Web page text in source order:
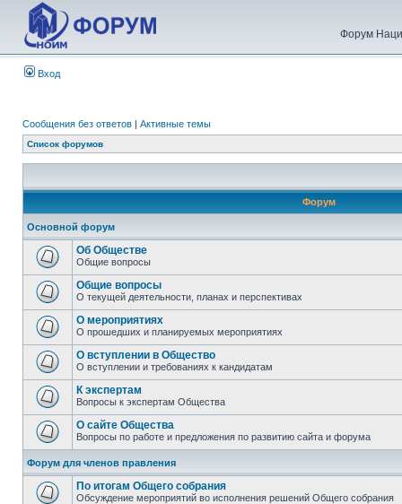
Форум
Вход
Сообщения без ответов | Активные темы
Список форумов
Форум
Основной форум
Об Обществе
Общие вопросы
Общие вопросы
О текущей деятельности, планах и перспективах
О мероприятиях
О прошедших и планируемых мероприятиях
О вступлении в Общество
О вступлении и требованиях к кандидатам
К экспертам
Вопросы к экспертам Общества
О сайте Общества
Вопросы по работе и предложения по развитию сайта и форума
Форум для членов правления
По итогам Общего собрания
Обсуждение мероприятий во исполнения решений Общего собрания